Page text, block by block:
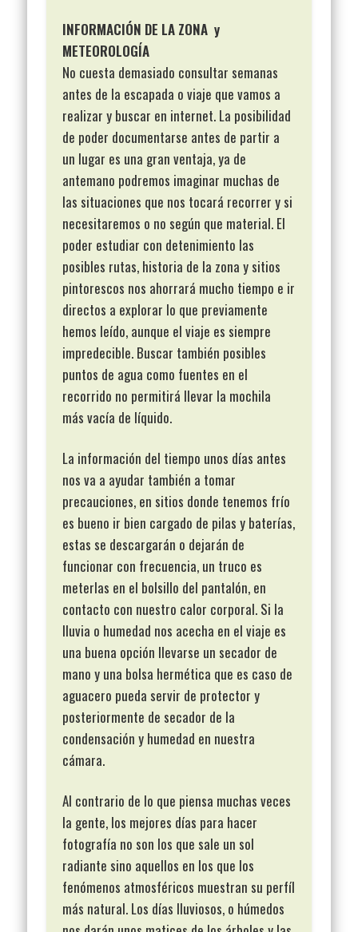
INFORMACIÓN DE LA ZONA y
METEOROLOGÍA
No cuesta demasiado consultar semanas
antes de la escapada o viaje que vamos a
realizar y buscar en internet. La posibilidad
de poder documentarse antes de partir a
un lugar es una gran ventaja, ya de
antemano podremos imaginar muchas de
las situaciones que nos tocará recorrer y si
necesitaremos o no según que material. El
poder estudiar con detenimiento las
posibles rutas, historia de la zona y sitios
pintorescos nos ahorrará mucho tiempo e ir
directos a explorar lo que previamente
hemos leído, aunque el viaje es siempre
impredecible. Buscar también posibles
puntos de agua como fuentes en el
recorrido no permitirá llevar la mochila
más vacía de líquido.
La información del tiempo unos días antes
nos va a ayudar también a tomar
precauciones, en sitios donde tenemos frío
es bueno ir bien cargado de pilas y baterías,
estas se descargarán o dejarán de
funcionar con frecuencia, un truco es
meterlas en el bolsillo del pantalón, en
contacto con nuestro calor corporal. Si la
lluvia o humedad nos acecha en el viaje es
una buena opción llevarse un secador de
mano y una bolsa hermética que es caso de
aguacero pueda servir de protector y
posteriormente de secador de la
condensación y humedad en nuestra
cámara.
Al contrario de lo que piensa muchas veces
la gente, los mejores días para hacer
fotografía no son los que sale un sol
radiante sino aquellos en los que los
fenómenos atmosféricos muestran su perfíl
más natural. Los días lluviosos, o húmedos